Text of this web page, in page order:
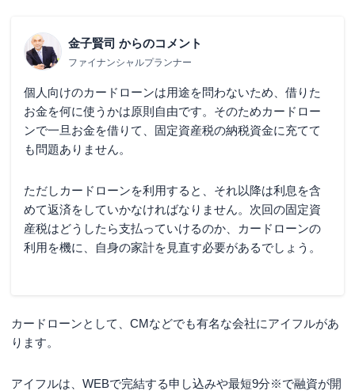
金子賢司 からのコメント
ファイナンシャルプランナー
個人向けのカードローンは用途を問わないため、借りた
お金を何に使うかは原則自由です。そのためカードロー
ンで一旦お金を借りて、固定資産税の納税資金に充てて
も問題ありません。
ただしカードローンを利用すると、それ以降は利息を含
めて返済をしていかなければなりません。次回の固定資
産税はどうしたら支払っていけるのか、カードローンの
利用を機に、自身の家計を見直す必要があるでしょう。
カードローンとして、CMなどでも有名な会社にアイフルがあ
ります。
アイフルは、WEBで完結する申し込みや最短9分※で融資が開